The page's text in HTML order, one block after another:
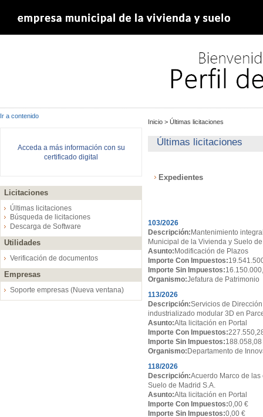
Ir a contenido
Acceda a más información con su
certificado digital
Licitaciones
Últimas licitaciones
Búsqueda de licitaciones
Descarga de Software
Utilidades
Verificación de documentos
Empresas
Soporte empresas (Nueva ventana)
Inicio > Últimas licitaciones
Últimas licitaciones
Expedientes
103/2026
Descripción: Mantenimiento
Municipal de la Vivienda y Suelo
Asunto: Modificación de Plazos
Importe Con Impuestos:
Importe Sin Impuestos:
Organismo:Jefatura de Patrimonio
113/2026
Descripción:Servicios de
industrializado modular 3D en
Asunto:Alta licitación en Portal
Importe Con Impuestos:
Importe Sin Impuestos:188.058,08
Organismo: Departamento de
118/2026
Descripción:Acuerdo Marco de
Suelo de Madrid S.A.
Asunto:Alta licitación en Portal
Importe Con Impuestos:0,00 €
Importe Sin Impuestos:0,00 €